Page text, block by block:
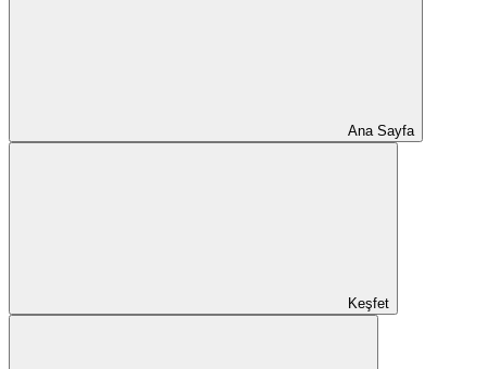
Ana Sayfa
Keşfet